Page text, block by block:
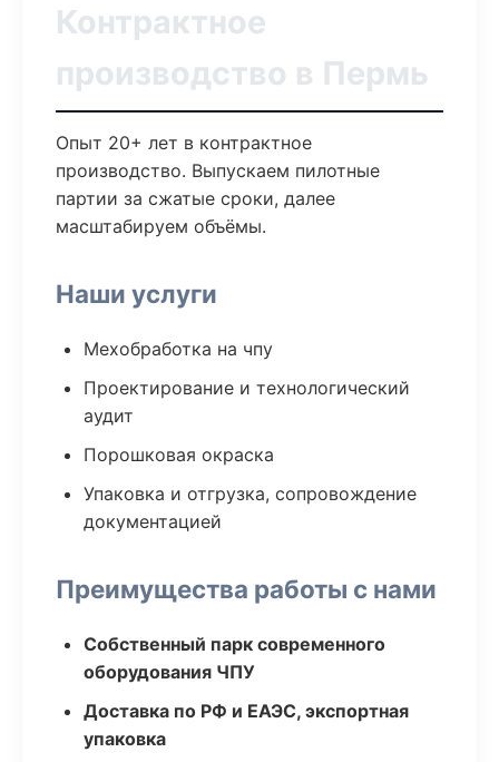
Контрактное
производство в Пермь
Опыт 20+ лет в контрактное
производство. Выпускаем пилотные
партии за сжатые сроки, далее
масштабируем объёмы.
Наши услуги
Мехобработка на чпу
Проектирование и технологический
аудит
Порошковая окраска
Упаковка и отгрузка, сопровождение
документацией
Преимущества работы с нами
Собственный парк современного
оборудования ЧПУ
Доставка по РФ и ЕАЭС, экспортная
упаковка